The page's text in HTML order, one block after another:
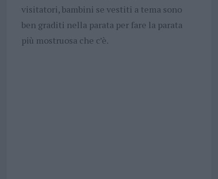
visitatori, bambini se vestiti a tema sono
ben graditi nella parata per fare la parata
più mostruosa che c’è.